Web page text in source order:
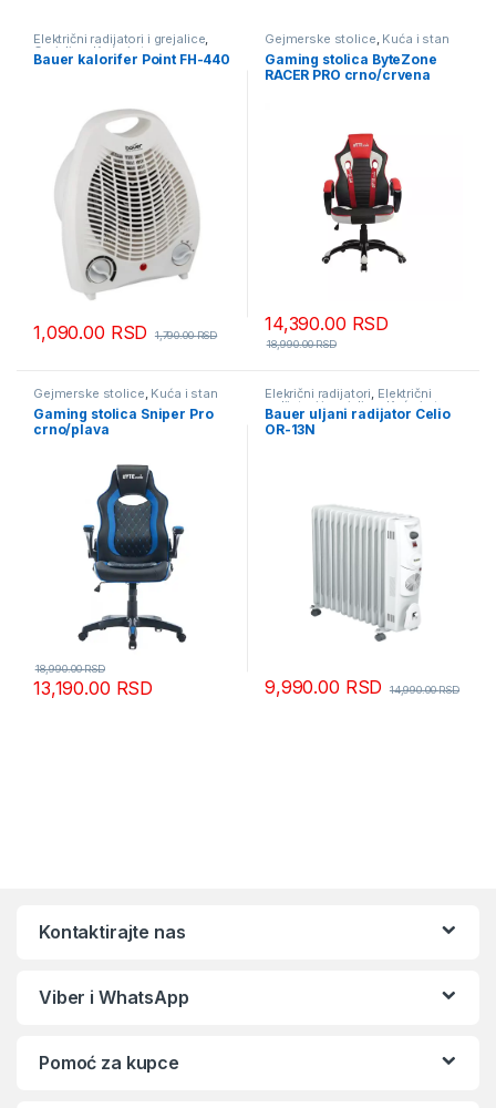
Električni radijatori i grejalice,
Grejalice Kuća i stan
Bauer kalorifer Point FH-440
1,090.00 RSD 1,790.00RSD
Gejmerske stolice, Kuća i stan
Gaming stolica ByteZone
RACER PRO crno/crvena
14,390.00 RSD
18,990.00RSD
Gejmerske stolice, Kuća i stan
Gaming stolica Sniper Pro
crno/plava
13,190.00 RSD
18,990.00RSD
Elekrični radijatori, Električni
radijatori i grejalice, Kuća i stan
Bauer uljani radijator Celio
OR-13N
9,990.00 RSD 14,990.00RSD
Kontaktirajte nas
Viber i WhatsApp
Pomoć za kupce